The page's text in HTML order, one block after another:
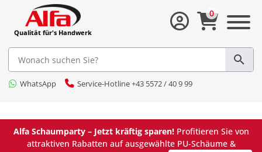
Qualität für's Handwerk
WhatsApp Service-Hotline +43 5572 / 40 9 99
0
Alfa Schaumparty – Jetzt kräftig sparen!Profitieren Sie von
attraktiven Rabatten auf ausgewählte PU-Schäume &